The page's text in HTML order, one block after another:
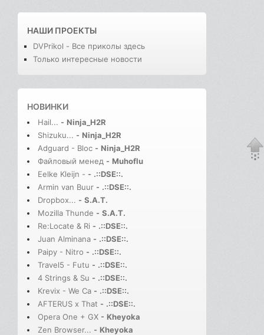
НАШИ ПРОЕКТЫ
DVPrikol - Все приколы здесь
Только интересные новости
НОВИНКИ
Hail... - Ninja_H2R
Shizuku... - Ninja_H2R
Adguard - Bloc - Ninja_H2R
Файловый менед - Muhoflu
Eelke Kleijn - - .::DSE::.
Armin van Buur - .::DSE::.
Dropbox... - S.A.T.
Mozilla Thunde - S.A.T.
Re:Locate & Ri - .::DSE::.
Juan Alminana - .::DSE::.
Paipy - Nitro - .::DSE::.
Travel5 - Futu - .::DSE::.
4 Strings & Su - .::DSE::.
Krevix - We Ca - .::DSE::.
AFTERUS x That - .::DSE::.
Opera One + GX - Kheyoka
Zen Browser... - Kheyoka